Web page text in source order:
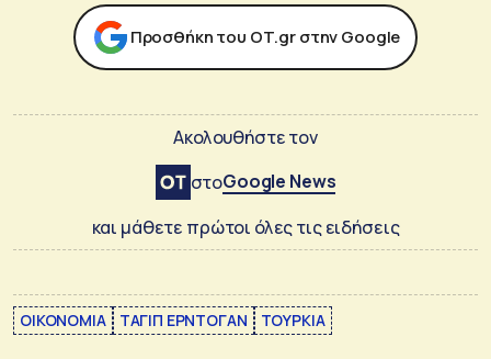
Προσθήκη του ΟΤ.gr στην Google
Ακολουθήστε τον
στοGoogle News
και μάθετε πρώτοι όλες τις ειδήσεις
ΟΙΚΟΝΟΜΙΑ ΤΑΓΙΠ ΕΡΝΤΟΓΑΝ ΤΟΥΡΚΙΑ